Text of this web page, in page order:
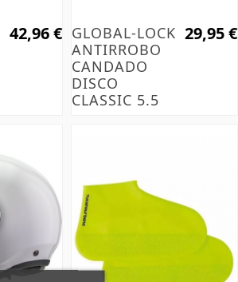
42,96 € GLOBAL-LOCK
ANTIRROBO
CANDADO
DISCO
CLASSIC 5.5
29,95 €